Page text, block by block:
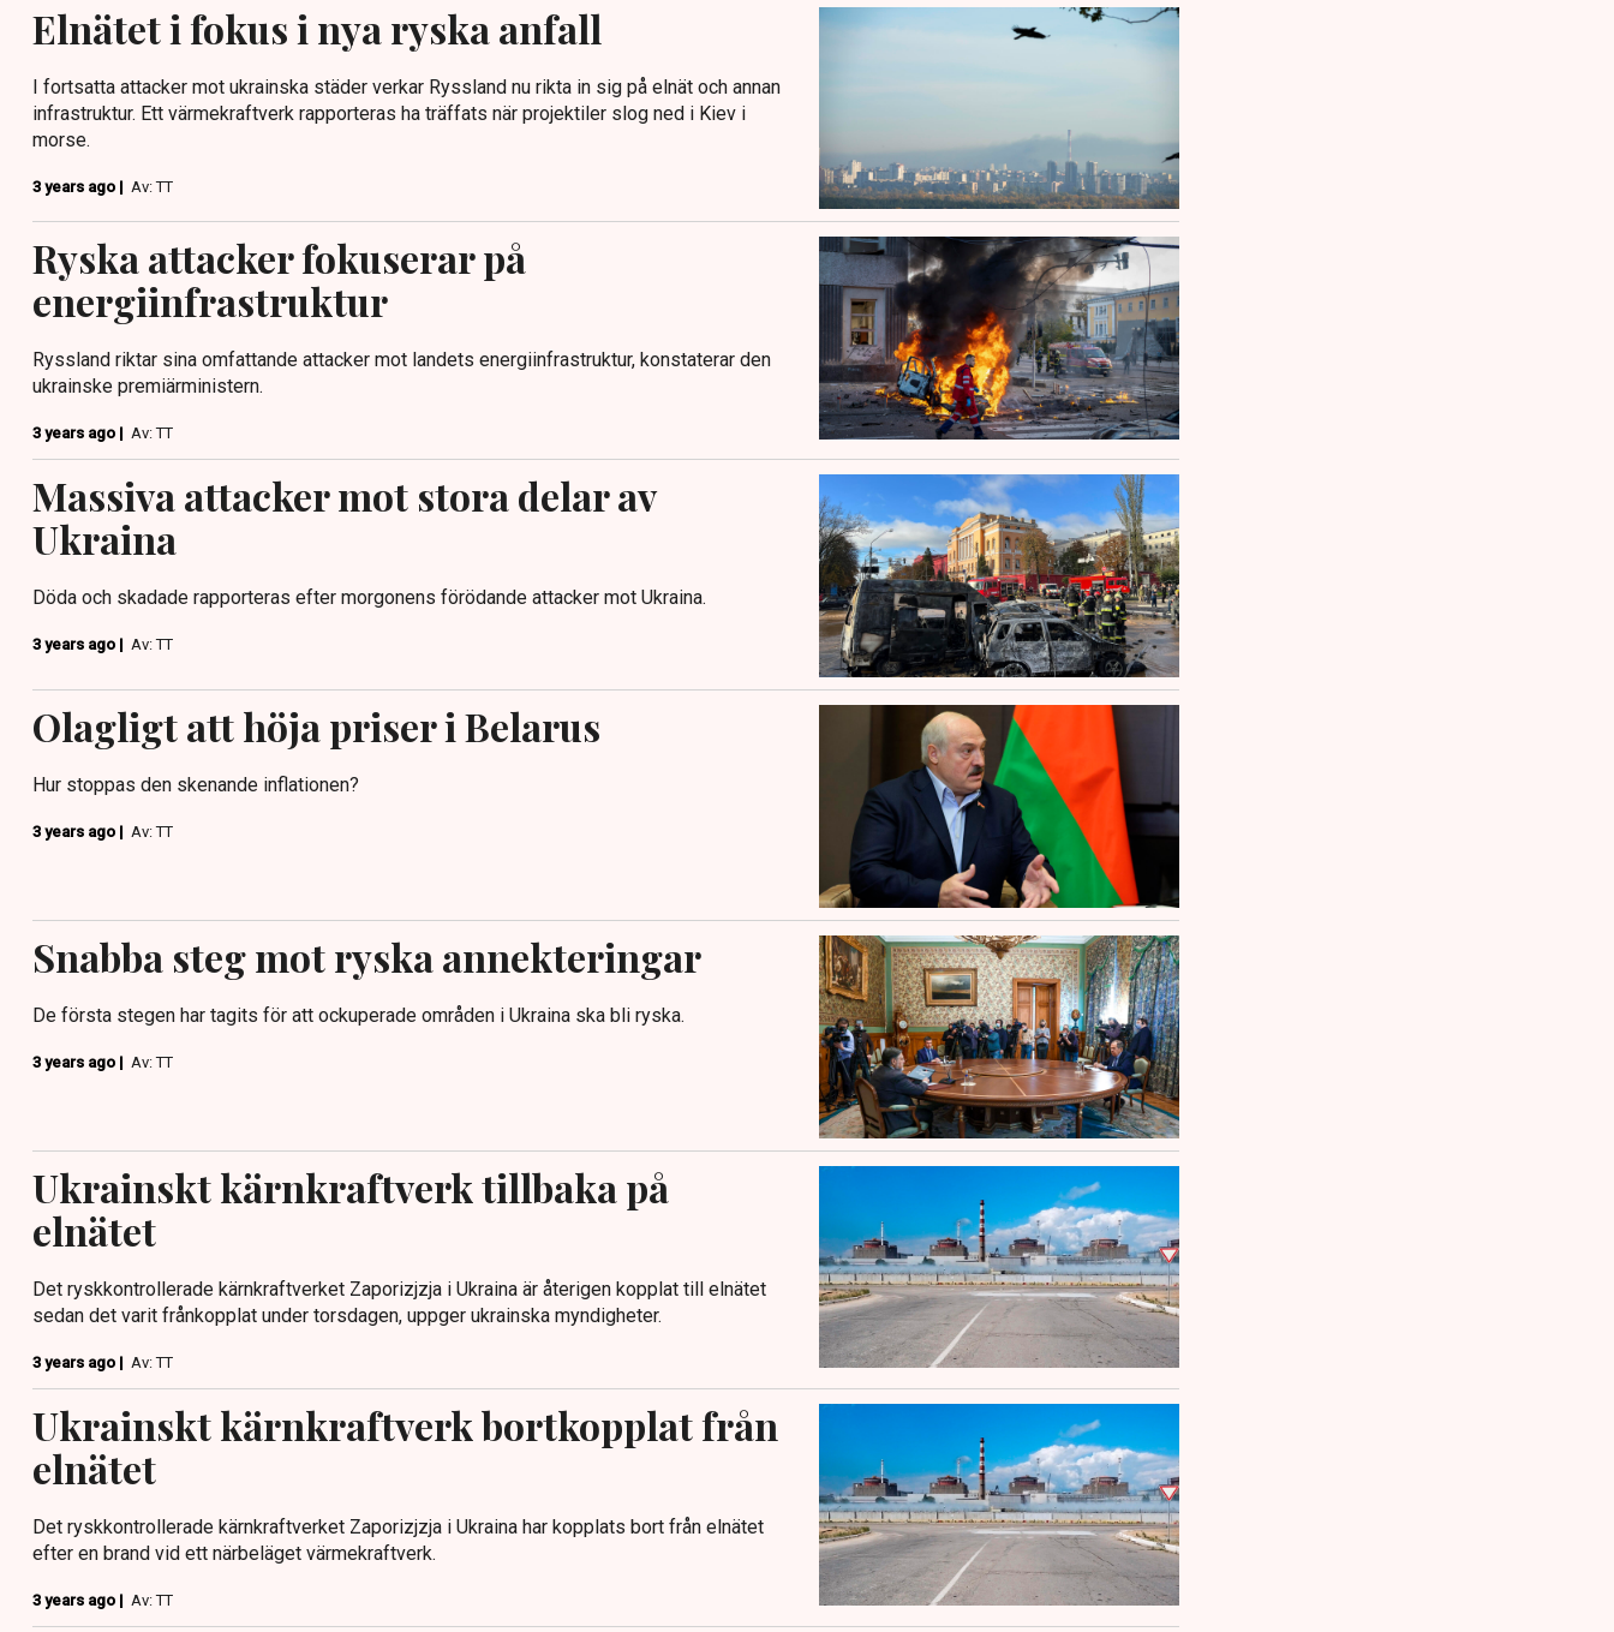
Elnätet i fokus i nya ryska anfall
I fortsatta attacker mot ukrainska städer verkar Ryssland nu rikta in sig på elnät och annan
infrastruktur. Ett värmekraftverk rapporteras ha träffats när projektiler slog ned i Kiev i
morse.
3 years ago | Av: TT
Ryska attacker fokuserar på
energiinfrastruktur
Ryssland riktar sina omfattande attacker mot landets energiinfrastruktur, konstaterar den
ukrainske premiärministern.
3 years ago | Av: TT
Massiva attacker mot stora delar av
Ukraina
Döda och skadade rapporteras efter morgonens förödande attacker mot Ukraina.
3 years ago | Av: TT
Olagligt att höja priser i Belarus
Hur stoppas den skenande inflationen?
3 years ago | Av: TT
Snabba steg mot ryska annekteringar
De första stegen har tagits för att ockuperade områden i Ukraina ska bli ryska.
3 years ago | Av: TT
Ukrainskt kärnkraftverk tillbaka på
elnätet
Det ryskkontrollerade kärnkraftverket Zaporizjzja i Ukraina är återigen kopplat till elnätet
sedan det varit frånkopplat under torsdagen, uppger ukrainska myndigheter.
3 years ago | Av: TT
Ukrainskt kärnkraftverk bortkopplat från
elnätet
Det ryskkontrollerade kärnkraftverket Zaporizjzja i Ukraina har kopplats bort från elnätet
efter en brand vid ett närbeläget värmekraftverk.
3 years ago | Av: TT